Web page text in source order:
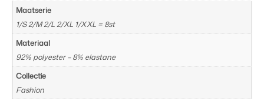
Maatserie
1/S 2/M 2/L 2/XL 1/XXL = 8st
Materiaal
92% polyester – 8% elastane
Collectie
Fashion